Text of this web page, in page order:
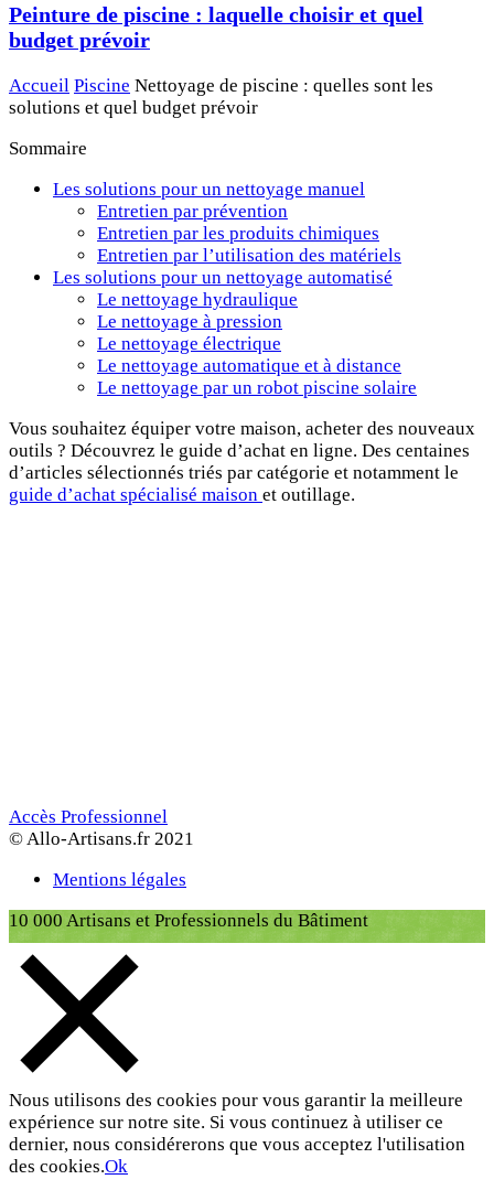
Peinture de piscine : laquelle choisir et quel
budget prévoir
Accueil Piscine Nettoyage de piscine : quelles sont les
solutions et quel budget prévoir
Sommaire
Les solutions pour un nettoyage manuel
Entretien par prévention
Entretien par les produits chimiques
Entretien par l’utilisation des matériels
Les solutions pour un nettoyage automatisé
Le nettoyage hydraulique
Le nettoyage à pression
Le nettoyage électrique
Le nettoyage automatique et à distance
Le nettoyage par un robot piscine solaire
Vous souhaitez équiper votre maison, acheter des nouveaux
outils ? Découvrez le guide d’achat en ligne. Des centaines
d’articles sélectionnés triés par catégorie et notamment le
guide d’achat spécialisé maison et outillage.
Accès Professionnel
© Allo-Artisans.fr 2021
Mentions légales
10 000 Artisans et Professionnels du Bâtiment
Nous utilisons des cookies pour vous garantir la meilleure
expérience sur notre site. Si vous continuez à utiliser ce
dernier, nous considérerons que vous acceptez l'utilisation
des cookies.Ok